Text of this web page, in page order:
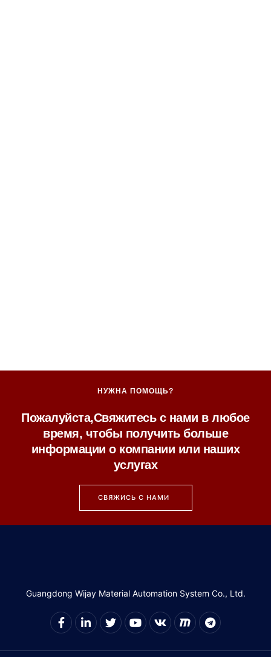
НУЖНА ПОМОЩЬ?
Пожалуйста,Свяжитесь с нами в любое
время, чтобы получить больше
информации о компании или наших
услугах
СВЯЖИСЬ С НАМИ
Guangdong Wijay Material Automation System Co., Ltd.